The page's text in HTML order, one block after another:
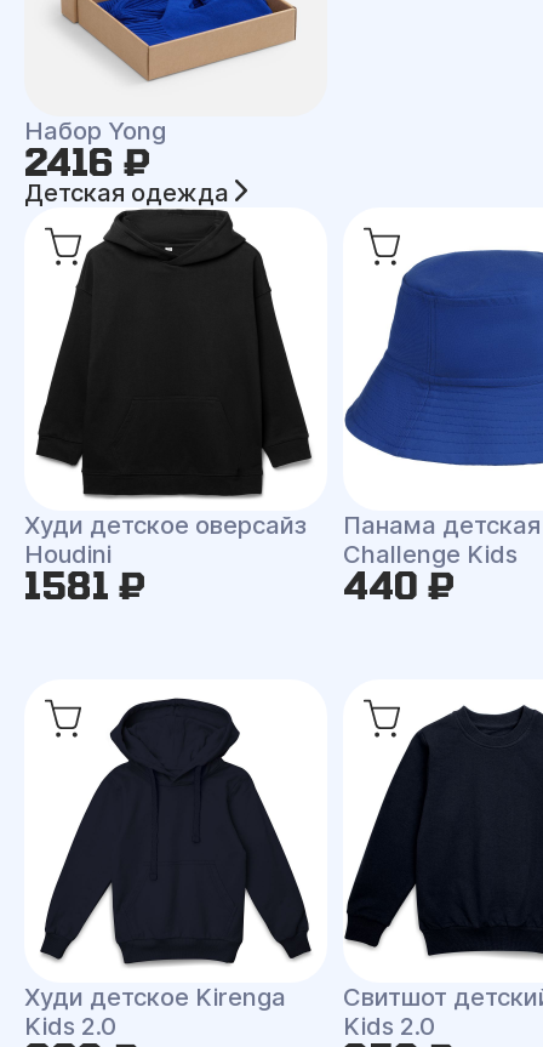
Набор Yong
2416 ₽
Детская одежда
Худи детское оверсайз
Houdini
1581 ₽
Панама детская
Challenge Kids
440 ₽
Худи детское Kirenga
Kids 2.0
Свитшот
Kids 2.0